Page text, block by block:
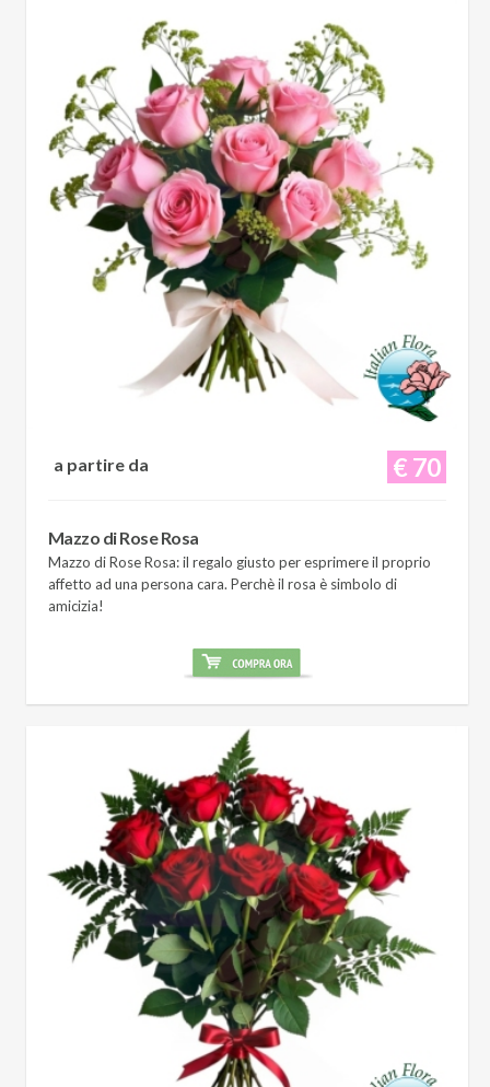
€ 70
a partire da
Mazzo di Rose Rosa
Mazzo di Rose Rosa: il regalo giusto per esprimere il proprio
affetto ad una persona cara. Perchè il rosa è simbolo di
amicizia!